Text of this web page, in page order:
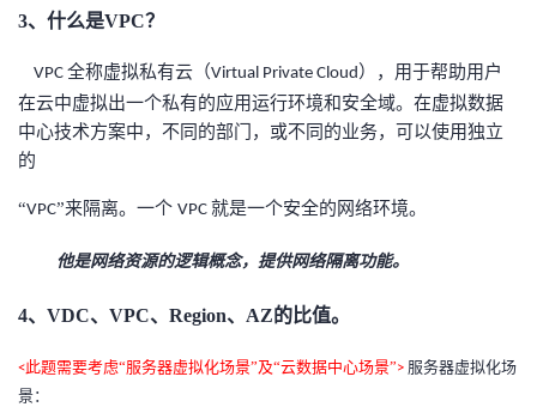
3、什么是VPC？
VPC 全称虚拟私有云（Virtual Private Cloud ），用于帮助用户
在云中虚拟出一个私有的应用运行环境和安全域。在虚拟数据
中心技术方案中，不同的部门，或不同的业务，可以使用独立
的
“VPC”来隔离。一个 VPC 就是一个安全的网络环境。
他是网络资源的逻辑概念， 提供网络隔离功能。
4、VDC、VPC、Region、AZ的比值。
<此题需要考虑“服务器虚拟化场景”及“云数据中心场景”> 服务器虚拟化场
景：